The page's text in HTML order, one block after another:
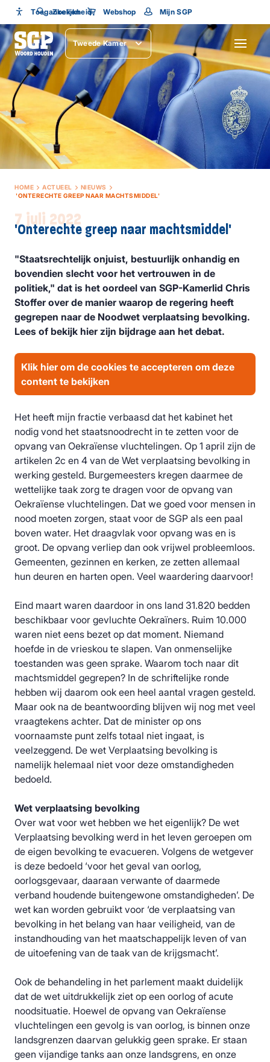
Toegankelijkheid
Toegankelijkheid
Lettergrootte
Zoeken Webshop Mijn SGP
Tweede Kamer SLUITEN
HOME ACTUEEL
NIEUWS
'ONTERECHTE GREEP NAAR MACHTSMIDDEL'
7 juli 2022
'Onterechte greep naar machtsmiddel'
"Staatsrechtelijk onjuist, bestuurlijk onhandig en
bovendien slecht voor het vertrouwen in de
politiek," dat is het oordeel van SGP-Kamerlid Chris
Stoffer over de manier waarop de regering heeft
gegrepen naar de Noodwet verplaatsing bevolking.
Lees of bekijk hier zijn bijdrage aan het debat.
Klik hier om de cookies te accepteren om deze
content te bekijken
Het heeft mijn fractie verbaasd dat het kabinet het
nodig vond het staatsnoodrecht in te zetten voor de
opvang van Oekraïense vluchtelingen. Op 1 april zijn de
artikelen 2c en 4 van de Wet verplaatsing bevolking in
werking gesteld. Burgemeesters kregen daarmee de
wettelijke taak zorg te dragen voor de opvang van
Oekraïense vluchtelingen. Dat we goed voor mensen in
nood moeten zorgen, staat voor de SGP als een paal
boven water. Het draagvlak voor opvang was en is
groot. De opvang verliep dan ook vrijwel probleemloos.
Gemeenten, gezinnen en kerken, ze zetten allemaal
hun deuren en harten open. Veel waardering daarvoor!
Eind maart waren daardoor in ons land 31.820 bedden
beschikbaar voor gevluchte Oekraïners. Ruim 10.000
waren niet eens bezet op dat moment. Niemand
hoefde in de vrieskou te slapen. Van onmenselijke
toestanden was geen sprake. Waarom toch naar dit
machtsmiddel gegrepen? In de schriftelijke ronde
hebben wij daarom ook een heel aantal vragen gesteld.
Maar ook na de beantwoording blijven wij nog met veel
vraagtekens achter. Dat de minister op ons
voornaamste punt zelfs totaal niet ingaat, is
veelzeggend. De wet Verplaatsing bevolking is
namelijk helemaal niet voor deze omstandigheden
bedoeld.
Wet verplaatsing bevolking
Over wat voor wet hebben we het eigenlijk? De wet
Verplaatsing bevolking werd in het leven geroepen om
de eigen bevolking te evacueren. Volgens de wetgever
is deze bedoeld ‘voor het geval van oorlog,
oorlogsgevaar, daaraan verwante of daarmede
verband houdende buitengewone omstandigheden’. De
wet kan worden gebruikt voor ‘de verplaatsing van
bevolking in het belang van haar veiligheid, van de
instandhouding van het maatschappelijk leven of van
de uitoefening van de taak van de krijgsmacht’.
Ook de behandeling in het parlement maakt duidelijk
dat de wet uitdrukkelijk ziet op een oorlog of acute
noodsituatie. Hoewel de opvang van Oekraïense
vluchtelingen een gevolg is van oorlog, is binnen onze
landsgrenzen daarvan gelukkig geen sprake. Er staan
geen vijandige tanks aan onze landsgrens, en onze